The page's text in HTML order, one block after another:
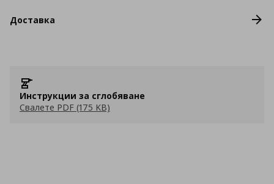
Доставка
Инструкции за сглобяване
Свалете PDF (175 KB)